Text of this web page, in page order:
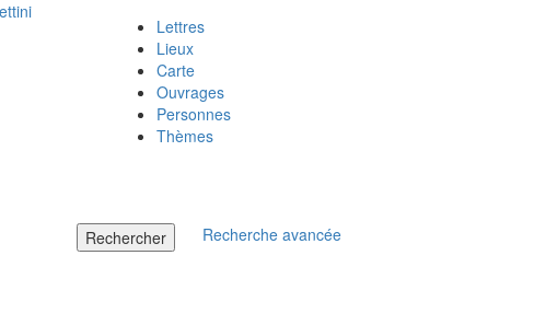
Lettres
Lieux
Carte
Ouvrages
Personnes
Thèmes
Rechercher Recherche avancée